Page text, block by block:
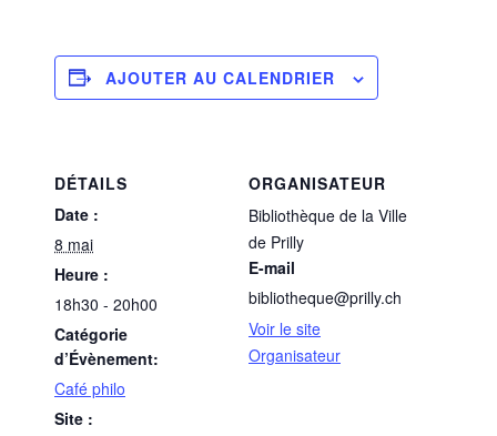
AJOUTER AU CALENDRIER
DÉTAILS
Date :
8 mai
Heure :
18h30 - 20h00
Catégorie
d’Évènement:
Café philo
Site :
ORGANISATEUR
Bibliothèque de la Ville
de Prilly
E-mail
bibliotheque@prilly.ch
Voir le site
Organisateur